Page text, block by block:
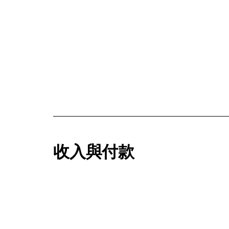
收入與付款